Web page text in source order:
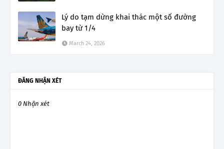
Lý do tạm dừng khai thác một số đường
bay từ 1/4
March 24, 2026
ĐĂNG NHẬN XÉT
0 Nhận xét